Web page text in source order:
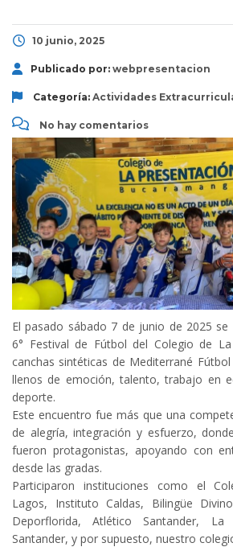
10 junio, 2025
Publicado por: webpresentacion
Categoría: Actividades
No hay comentarios
El pasado sábado 7 de junio de 2025 se
6° Festival de Fútbol del Colegio de
canchas sintéticas de Mediterrané
llenos de emoción, talento, trabajo en
deporte.
Este encuentro fue más que una
de alegría, integración y esfuerzo,
fueron protagonistas, apoyando con
desde las gradas.
Participaron instituciones como el
Lagos, Instituto Caldas, Bilingüe
Deporflorida, Atlético Santander, La
Santander, y por supuesto, nuestro